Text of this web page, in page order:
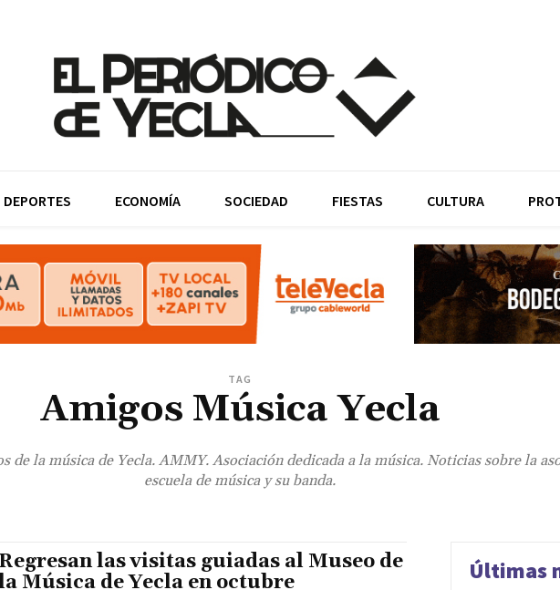
DEPORTES ECONOMÍA SOCIEDAD FIESTAS CULTURA
TAG
Amigos Música Yecla
de la música de Yecla. AMMY. Asociación dedicada a la música. Noticias sobre la
escuela de música y su banda.
Regresan las visitas guiadas al Museo de
Música de Yecla en octubre
Últimas